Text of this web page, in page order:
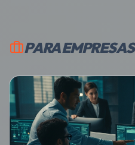
PARA EMPRESAS